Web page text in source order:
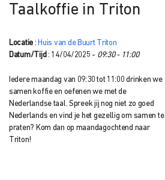
Taalkoffie in Triton
Locatie : Huis van de Buurt Triton
Datum/Tijd : 14/04/2025 - 09:30 - 11:00
Iedere maandag van 09:30 tot 11:00 drinken we
samen koffie en oefenen we met de
Nederlandse taal. Spreek jij nog niet zo goed
Nederlands en vind je het gezellig om samen te
praten? Kom dan op maandagochtend naar
Triton!